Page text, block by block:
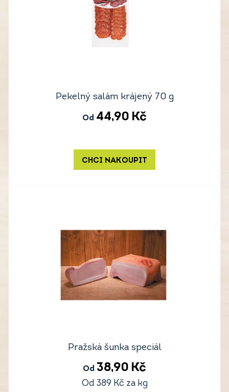
Pekelný salám krájený 70 g
Od 44,90 Kč
CHCI NAKOUPIT
Pražská šunka speciál
Od 38,90 Kč
Od 389 Kč za kg